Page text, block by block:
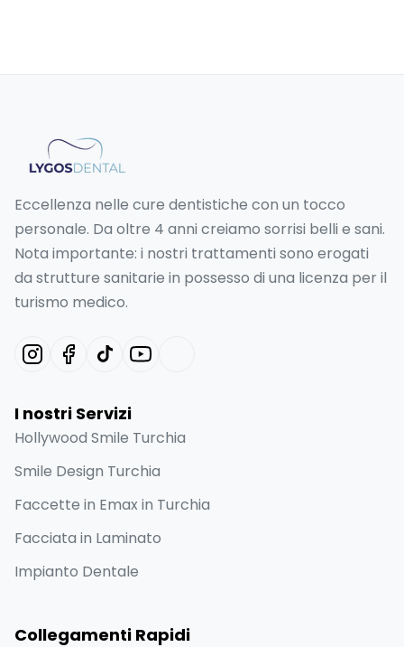
Eccellenza nelle cure dentistiche con un tocco
personale. Da oltre 4 anni creiamo sorrisi belli e sani.
Nota importante: i nostri trattamenti sono erogati
da strutture sanitarie in possesso di una licenza per il
turismo medico.
I nostri Servizi
Hollywood Smile Turchia
Smile Design Turchia
Faccette in Emax in Turchia
Facciata in Laminato
Impianto Dentale
Collegamenti Rapidi